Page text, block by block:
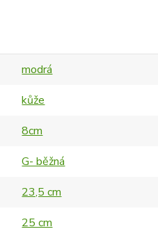
modrá
kůže
8cm
G- běžná
23,5 cm
25 cm